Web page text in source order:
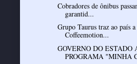
Cobradores de ônibus
garantid...
Grupo Taurus traz ao país
Coffeemotion...
GOVERNO DO ESTADO
PROGRAMA "MINHA